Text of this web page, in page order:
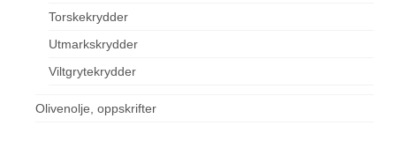
Torskekrydder
Utmarkskrydder
Viltgrytekrydder
Olivenolje, oppskrifter